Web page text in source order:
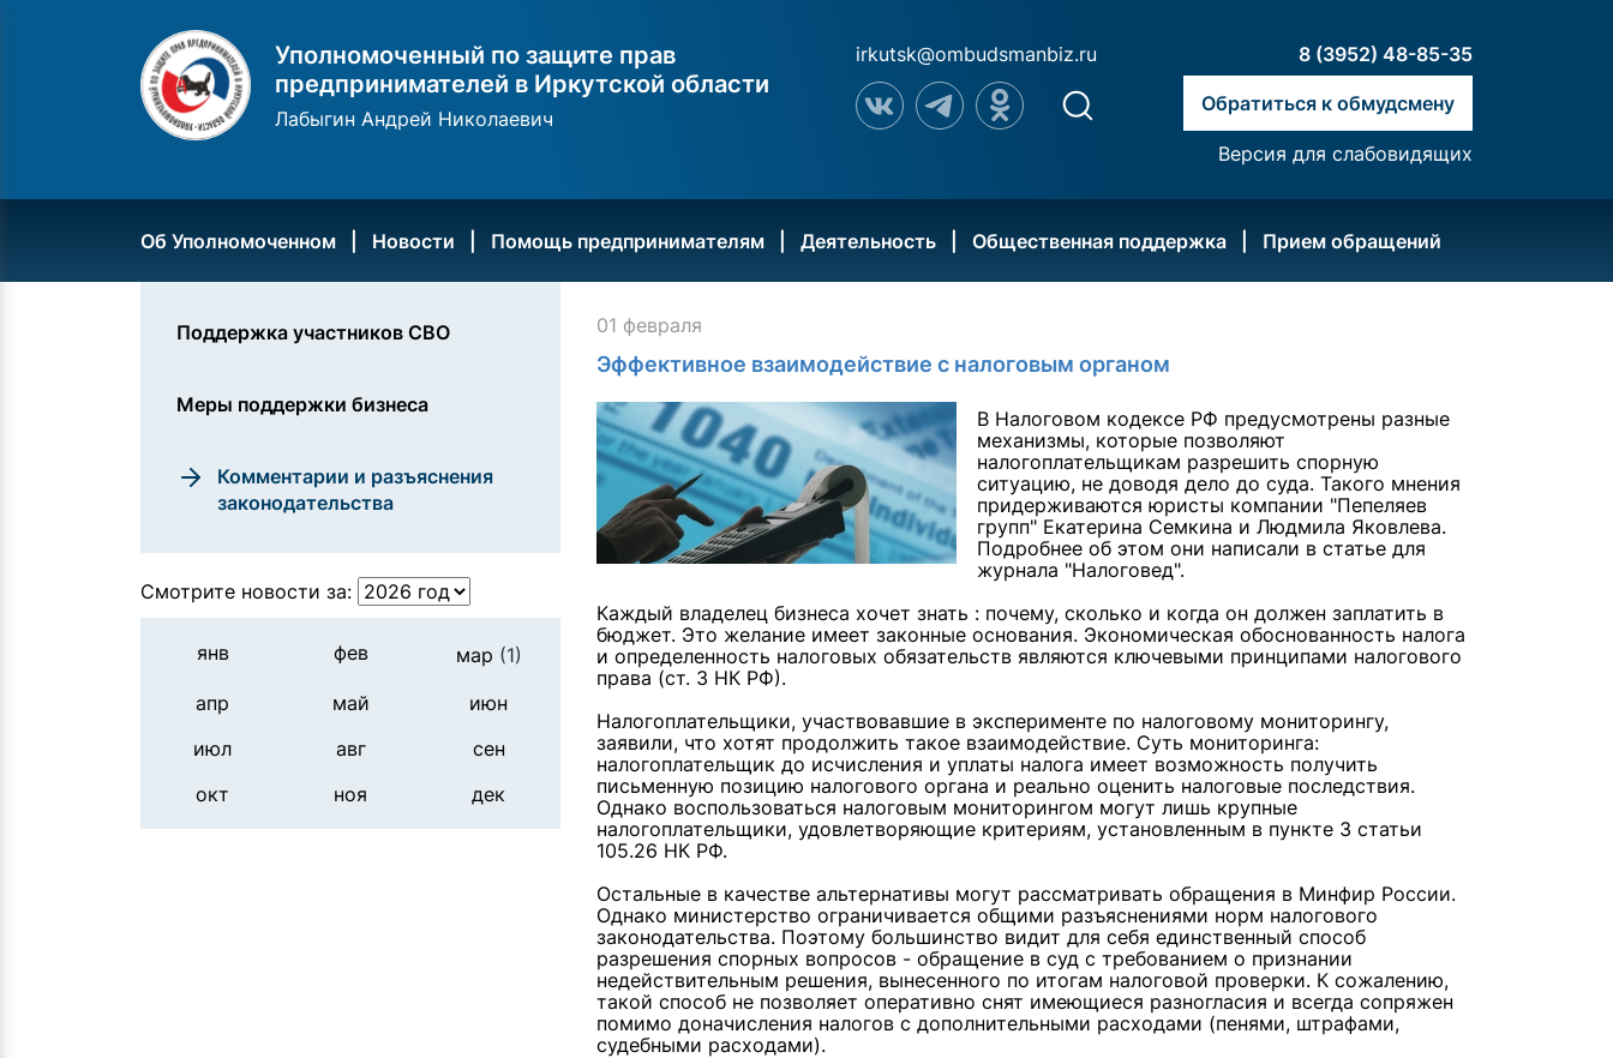
Уполномоченный по защите прав
предпринимателей в Иркутской области
Лабыгин Андрей Николаевич
irkutsk@ombudsmanbiz.ru 8 (3952) 48-85-35
Обратиться к обмудсмену
Версия для слабовидящих
Об Уполномоченном Новости Помощь предпринимателям Деятельность Общественная поддержка Прием обращений
Поддержка участников СВО
Меры поддержки бизнеса
Комментарии и разъяснения
законодательства
Смотрите новости за:
янв фев мар (1)
апр
май
июн
июл
авг
сен
окт
ноя дек
01 февраля
Эффективное взаимодействие с налоговым органом
В Налоговом кодексе РФ предусмотрены разные
механизмы, которые позволяют
налогоплательщикам разрешить спорную
ситуацию, не доводя дело до суда. Такого мнения
придерживаются юристы компании "Пепеляев
групп" Екатерина Семкина и Людмила Яковлева.
Подробнее об этом они написали в статье для
журнала "Налоговед".
Каждый владелец бизнеса хочет знать : почему, сколько и когда он должен заплатить в
бюджет. Это желание имеет законные основания. Экономическая обоснованность налога
и определенность налоговых обязательств являются ключевыми принципами налогового
права (ст. 3 НК РФ).
Налогоплательщики, участвовавшие в эксперименте по налоговому мониторингу,
заявили, что хотят продолжить такое взаимодействие. Суть мониторинга:
налогоплательщик до исчисления и уплаты налога имеет возможность получить
письменную позицию налогового органа и реально оценить налоговые последствия.
Однако воспользоваться налоговым мониторингом могут лишь крупные
налогоплательщики, удовлетворяющие критериям, установленным в пункте 3 статьи
105.26 НК РФ.
Остальные в качестве альтернативы могут рассматривать обращения в Минфир России.
Однако министерство ограничивается общими разъяснениями норм налогового
законодательства. Поэтому большинство видит для себя единственный способ
разрешения спорных вопросов - обращение в суд с требованием о признании
недействительным решения, вынесенного по итогам налоговой проверки. К сожалению,
такой способ не позволяет оперативно снят имеющиеся разногласия и всегда сопряжен
помимо доначисления налогов с дополнительными расходами (пенями, штрафами,
судебными расходами).